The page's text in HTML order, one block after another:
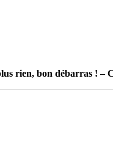
rien, bon débarras ! –